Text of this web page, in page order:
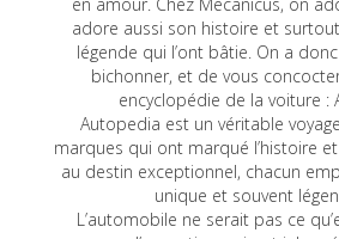
adore aussi son histoire et
légende qui l’ont bâtie. On a
bichonner, et de vous
encyclopédie de la voiture :
Autopedia est un véritable
marques qui ont marqué l’histoire
au destin exceptionnel, chacun
unique et souvent
L’automobile ne serait pas ce